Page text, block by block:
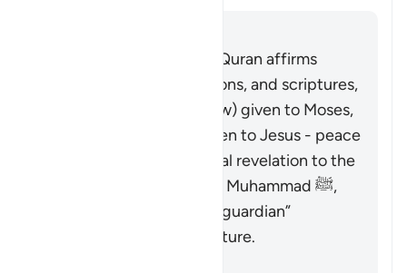
It is well known that the Quran affirms
earlier prophets, revelations, and scriptures,
including the Tawrah (Law) given to Moses,
and the Injil (Gospel) given to Jesus - peace
be upon them. As the final revelation to the
final messenger, Prophet Muhammad ﷺ,
the Quran serves as the “guardian”
) over all scripture.